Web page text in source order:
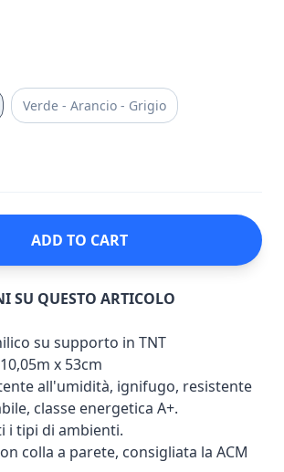
Verde - Arancio - Grigio
ADD TO CART
SU QUESTO ARTICOLO
su supporto in TNT
x 53cm
all'umidità, ignifugo, resistente
classe energetica A+.
i tipi di ambienti.
colla a parete, consigliata la ACM